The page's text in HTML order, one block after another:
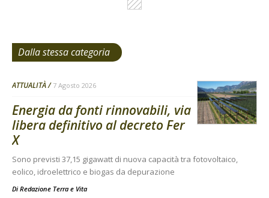
Dalla stessa categoria
ATTUALITÀ 7 Agosto 2026
Energia da fonti rinnovabili, via
libera definitivo al decreto Fer
X
Sono previsti 37,15 gigawatt di nuova capacità tra fotovoltaico,
eolico, idroelettrico e biogas da depurazione
Di Redazione Terra e Vita